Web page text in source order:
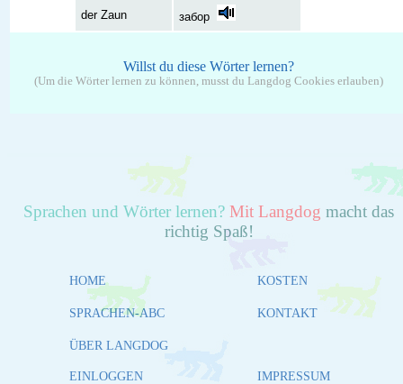
der Zaun забор
Willst du diese Wörter lernen?
(Um die Wörter lernen zu können, musst du Langdog Cookies erlauben)
Sprachen und Wörter lernen? Mit Langdog macht das
richtig Spaß!
HOME
SPRACHEN-ABC
ÜBER LANGDOG
KOSTEN
KONTAKT
EINLOGGEN IMPRESSUM